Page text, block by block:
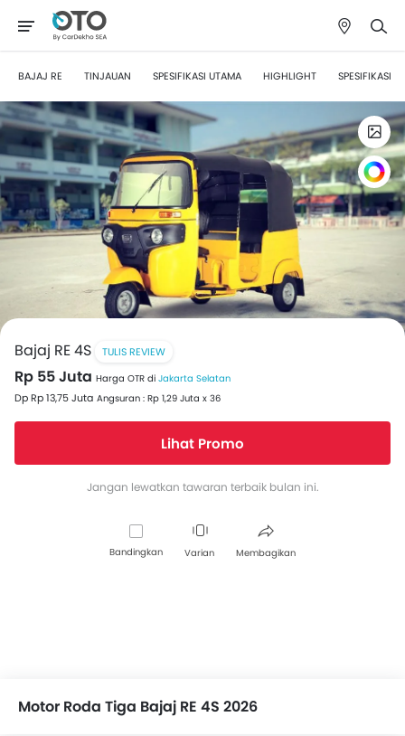
BAJAJ RE TINJAUAN SPESIFIKASI UTAMA HIGHLIGHT SPESIFIKASI
Bajaj RE 4S TULIS REVIEW
Rp 55 Juta Harga OTR di Jakarta Selatan
Dp Rp 13,75 Juta Angsuran : Rp 1,29 Juta x 36
Lihat Promo
Jangan lewatkan tawaran terbaik bulan ini.
Bandingkan Varian Membagikan
Motor Roda Tiga Bajaj RE 4S 2026